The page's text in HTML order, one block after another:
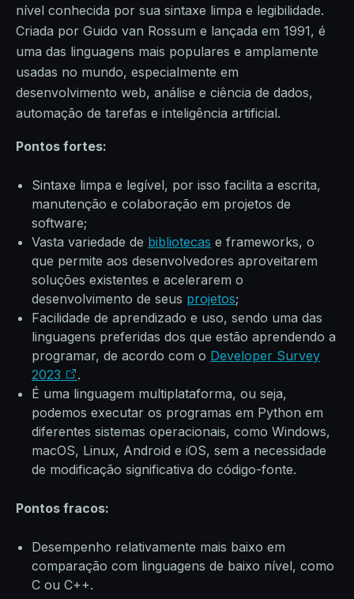
nível conhecida por sua sintaxe limpa e legibilidade.
Criada por Guido van Rossum e lançada em 1991, é
uma das linguagens mais populares e amplamente
usadas no mundo, especialmente em
desenvolvimento web, análise e ciência de dados,
automação de tarefas e inteligência artificial.
Pontos fortes:
Sintaxe limpa e legível, por isso facilita a escrita,
manutenção e colaboração em projetos de
software;
Vasta variedade de bibliotecas e frameworks, o
que permite aos desenvolvedores aproveitarem
soluções existentes e acelerarem o
desenvolvimento de seus projetos;
Facilidade de aprendizado e uso, sendo uma das
linguagens preferidas dos que estão aprendendo a
programar, de acordo com o Developer Survey
2023
.
É uma linguagem multiplataforma, ou seja,
podemos executar os programas em Python em
diferentes sistemas operacionais, como Windows,
macOS, Linux, Android e iOS, sem a necessidade
de modificação significativa do código-fonte.
Pontos fracos:
Desempenho relativamente mais baixo em
comparação com linguagens de baixo nível, como
C ou C++.